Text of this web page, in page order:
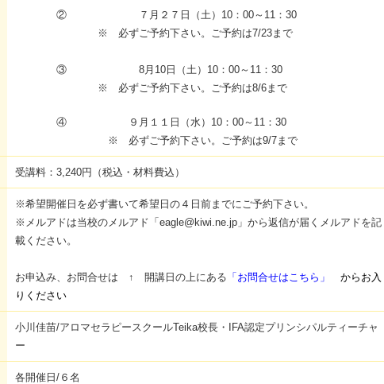
② ７月２７日（土）10：00～11：30
※ 必ずご予約下さい。ご予約は7/23まで
③ 8月10日（土）10：00～11：30
※ 必ずご予約下さい。ご予約は8/6まで
④ ９月１１日（水）10：00～11：30
※ 必ずご予約下さい。ご予約は9/7まで
受講料：3,240円（税込・材料費込）
※希望開催日を必ず書いて希望日の４日前までにご予約下さい。
※メルアドは当校のメルアド「eagle@kiwi.ne.jp」から返信が届くメルアドを記
載ください。
お申込み、お問合せは ↑ 開講日の上にある 「お問合せはこちら」 からお入
りください
小川佳苗/アロマセラピースクールTeika校長・IFA認定プリンシパルティーチャ
ー
各開催日/６名